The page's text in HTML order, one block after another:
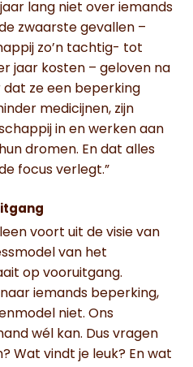
lang niet over iemands
zwaarste gevallen –
zo’n tachtig- tot
jaar kosten – geloven na
dat ze een beperking
medicijnen, zijn
in en werken aan
dromen. En dat alles
focus verlegt.”
voort uit de visie van
van het
op vooruitgang.
iemands beperking,
niet. Ons
wél kan. Dus vragen
Wat vindt je leuk? En wat